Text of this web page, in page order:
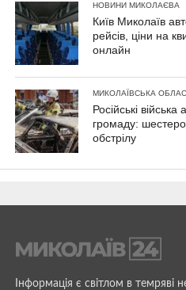
НОВИНИ МИКОЛАЄВА
Київ Миколаїв
рейсів, ціни на
онлайн
МИКОЛАЇВСЬКА
Російські
громаду: шестеро
обстрілу
Інформація є світлом в темряві